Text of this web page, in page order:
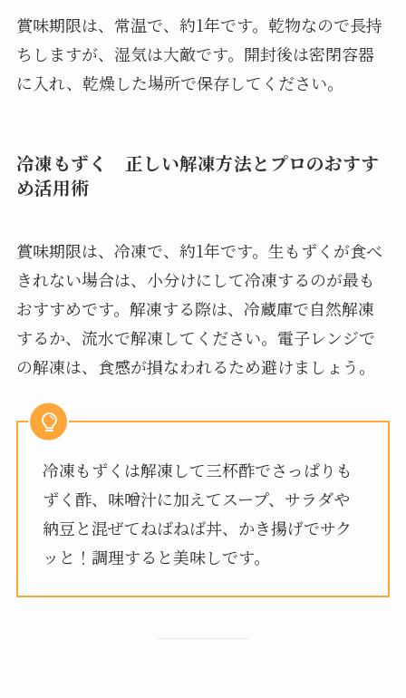
賞味期限は、常温で、約1年です。乾物なので長持
ちしますが、湿気は大敵です。開封後は密閉容器
に入れ、乾燥した場所で保存してください。
冷凍もずく 正しい解凍方法とプロのおすす
め活用術
賞味期限は、冷凍で、約1年です。生もずくが食べ
きれない場合は、小分けにして冷凍するのが最も
おすすめです。解凍する際は、冷蔵庫で自然解凍
するか、流水で解凍してください。電子レンジで
の解凍は、食感が損なわれるため避けましょう。
冷凍もずくは解凍して三杯酢でさっぱりも
ずく酢、味噌汁に加えてスープ、サラダや
納豆と混ぜてねばねば丼、かき揚げでサク
ッと！調理すると美味しです。